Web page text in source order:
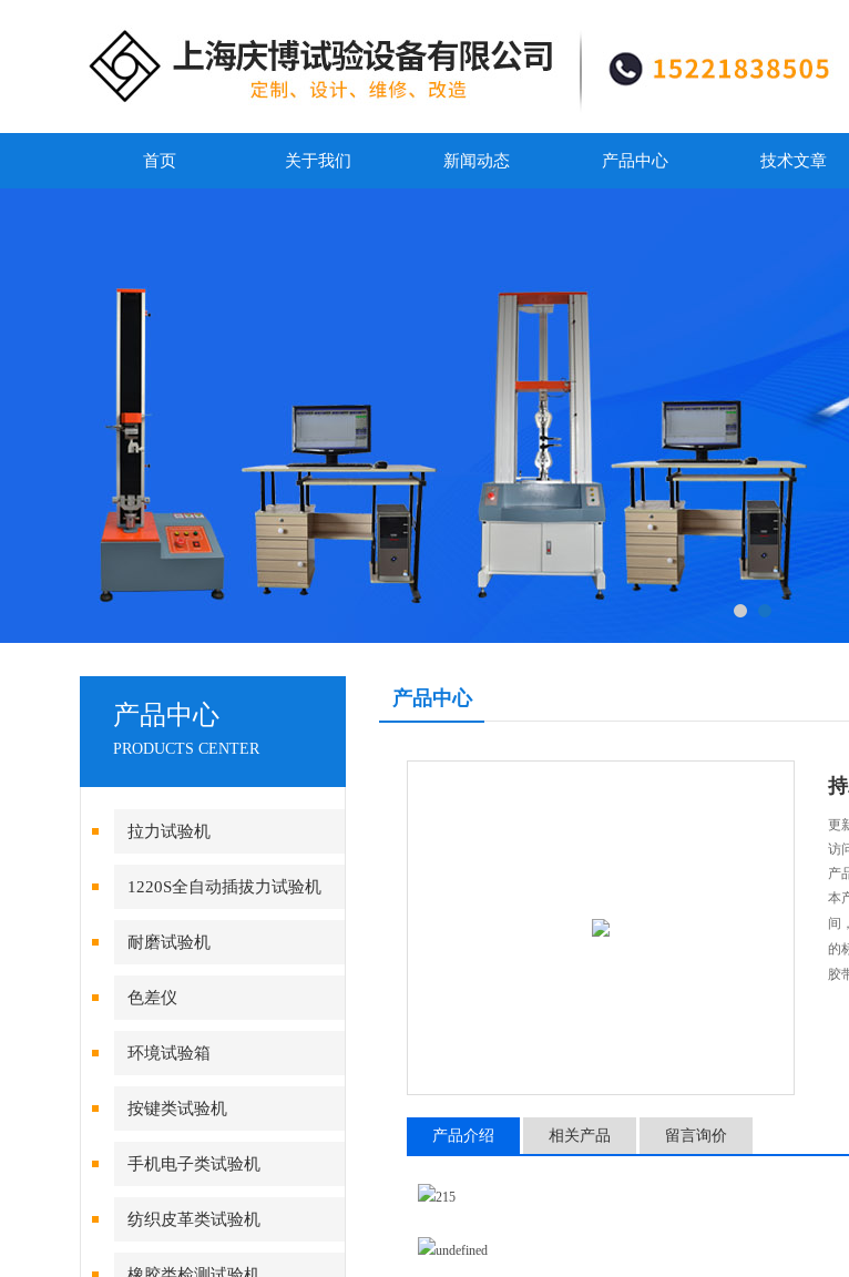
首页 关于我们 新闻动态 产品中心 技术文章
产品中心
PRODUCTS CENTER
拉力试验机
1220S全自动插拔力试验机
耐磨试验机
色差仪
环境试验箱
按键类试验机
手机电子类试验机
纺织皮革类试验机
产品中心
更
访
产
本
间
的
胶
产品介绍 相关产品 留言询价